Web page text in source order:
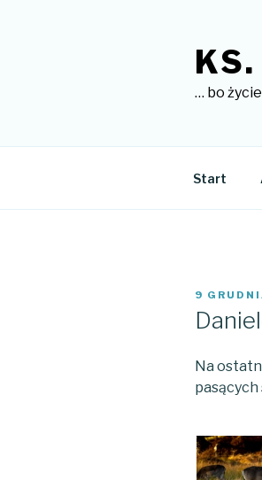
… bo
Start
9
Na
pasących